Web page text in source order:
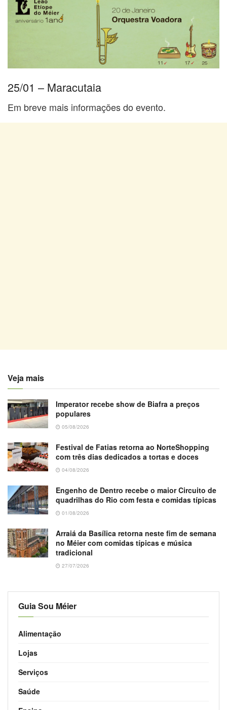
25/01 – Maracutaia
Em breve mais informações do evento.
Veja mais
Imperator recebe show de Biafra a preços
populares
05/08/2026
Festival de Fatias retorna ao NorteShopping
com três dias dedicados a tortas e doces
04/08/2026
Engenho de Dentro recebe o maior Circuito de
quadrilhas do Rio com festa e comidas típicas
01/08/2026
Arraiá da Basílica retorna neste fim de semana
no Méier com comidas típicas e música
tradicional
27/07/2026
Guia Sou Méier
Alimentação
Lojas
Serviços
Saúde